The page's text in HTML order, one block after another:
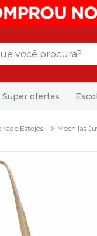
você procura?
Super ofertas
e Estojos Mochilas